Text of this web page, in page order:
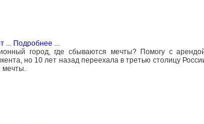
... Подробнее ...
город, где сбываются мечты? Помогу с
но 10 лет назад переехала в третью столицу
мечты.